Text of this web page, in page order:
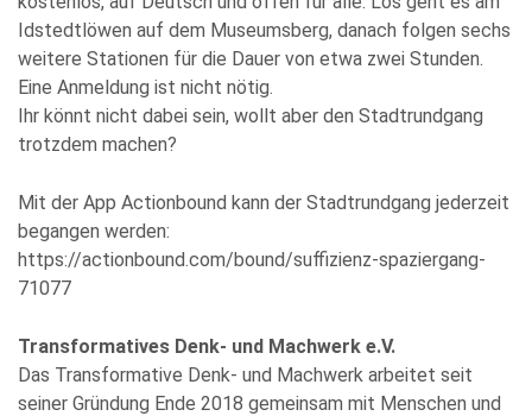
Idstedtlöwen auf dem Museumsberg, danach folgen sechs
weitere Stationen für die Dauer von etwa zwei Stunden.
Eine Anmeldung ist nicht nötig.
Ihr könnt nicht dabei sein, wollt aber den Stadtrundgang
trotzdem machen?
Mit der App Actionbound kann der Stadtrundgang jederzeit
begangen werden:
https://actionbound.com/bound/suffizienz-spaziergang-
71077
Transformatives Denk- und Machwerk e.V.
Das Transformative Denk- und Machwerk arbeitet seit
seiner Gründung Ende 2018 gemeinsam mit Menschen und